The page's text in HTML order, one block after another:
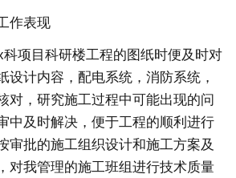
作表现
项目科研楼工程的图纸时便及时对
设计内容，配电系统，消防系统，
对，研究施工过程中可能出现的问
中及时解决，便于工程的顺利进行
审批的施工组织设计和施工方案及
对我管理的施工班组进行技术质量